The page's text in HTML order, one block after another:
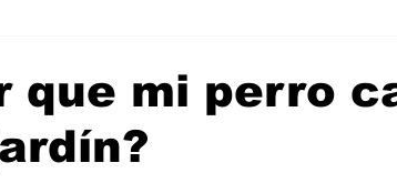
& Cultura Deportes
que mi perro